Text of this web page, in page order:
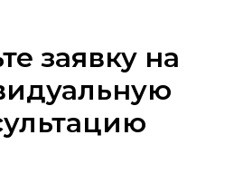
заявку на